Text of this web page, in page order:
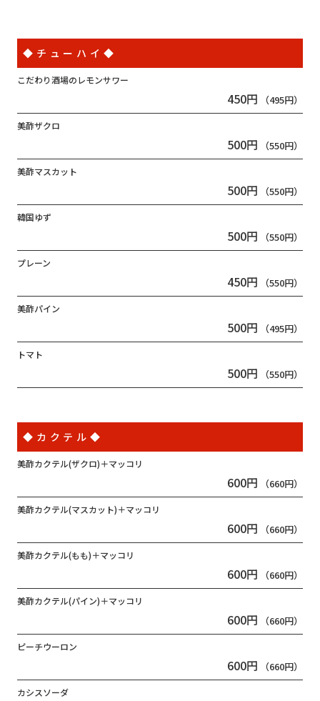
◆チューハイ◆
こだわり酒場のレモンサワー
450円 （495円）
美酢ザクロ
500円 （550円）
美酢マスカット
500円 （550円）
韓国ゆず
500円 （550円）
プレーン
450円 （550円）
美酢パイン
500円 （495円）
トマト
500円 （550円）
◆カクテル◆
美酢カクテル(ザクロ)＋マッコリ
600円 （660円）
美酢カクテル(マスカット)＋マッコリ
600円 （660円）
美酢カクテル(もも)＋マッコリ
600円 （660円）
美酢カクテル(パイン)＋マッコリ
600円 （660円）
ピーチウーロン
600円 （660円）
カシスソーダ